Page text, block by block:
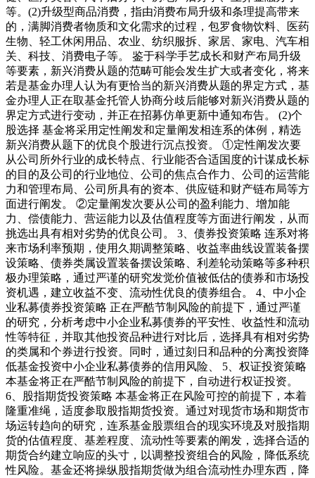
等。(2)升级型商品消费，指由消费布局升级和条理提高带来
的，满脚消费者物质和文化需求的过程，包罗食物饮料、医药
生物、轻工休闲用品、农业、纺织服拆、家居、家电、汽车相
关、科技、消费电子等。 鉴于科学手艺成长和财产布局升级
等要素，新兴消费从题的范畴可能会发生扩大或者变化，将来
若是基金办理人认为有更恰当的新兴消费从题的界定方式，基
金办理人正在取基金托管人协商分歧后能够对新兴消费从题的
界定方式进行变动，并正在招募仿单更新中通知布告。 (2)个
股选择 基金将采用定性阐发和定量阐发相连系的体例，精选
新兴消费从题下的优良个股进行沉点投资。 ①定性阐发次要
从公司所外行业的成长特点、行业能否合适国度的计谋成长标
的目的及公司的行业地位、公司的焦点合作力、公司的运营能
力和管理布局、公司所具有的资本、供应链和财产链布局等方
面进行阐发。 ②定量阐发次要从公司的盈利能力、增加能
力、偿债能力、营运能力以及估值程度等方面进行阐发，从而
挑选出具有相对劣势的优良公司。 3、债券投资策略 连系对将
来市场利率预期，使用久期调整策略、收益率曲线设置装备摆
设策略、债券类属设置装备摆设策略、利差轮动策略等多种积
极办理策略，通过严谨的研究发觉价值被低估的债券和市场投
资机遇，建立收益不变、流动性优良的债券组合。 4、中小企
业私募债券投资策略 正在严酷节制风险的前提下，通过严谨
的研究，分析考虑中小企业私募债券的平安性、收益性和流动
性等特征，并取其他投资品种进行对比后，选择具有相对劣势
的类属和个券进行投资。同时，通过刻日和品种的分离投资降
低基金投资中小企业私募债券的信用风险、 5、权证投资策略
本基金将正在严酷节制风险的前提下，自动进行权证投资。
6、股指期货投资策略 本基金将正在风险可控的前提下，本着
隆重准绳，适度参取股指期货投资。通过对现货市场和期货市
场运转趋向的研究，连系基金股票组合的现实环境及对股指期
货的估值程度、基差程度、流动性等要素的阐发，选择合适的
期货合约建立响应的头寸，以调整投资组合的风险，降低系统
性风险。基金还将操纵股指期货做为组合流动性办理东西，降